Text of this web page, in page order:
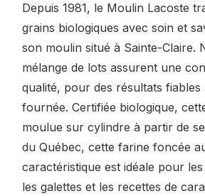
Depuis 1981, le Moulin Lacoste
grains biologiques avec soin et
son moulin situé à Sainte-Claire.
mélange de lots assurent une
qualité, pour des résultats fiables
fournée. Certifiée biologique,
moulue sur cylindre à partir de
du Québec, cette farine foncée
caractéristique est idéale pour
les galettes et les recettes de